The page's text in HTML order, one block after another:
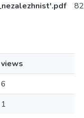
82
views
6
1